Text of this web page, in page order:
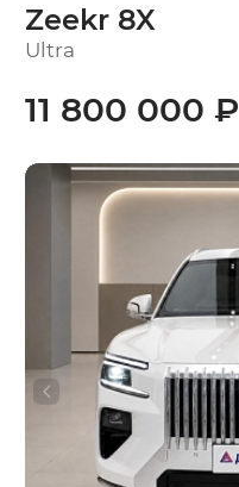
Zeekr 8X
Ultra
11 800 000 ₽